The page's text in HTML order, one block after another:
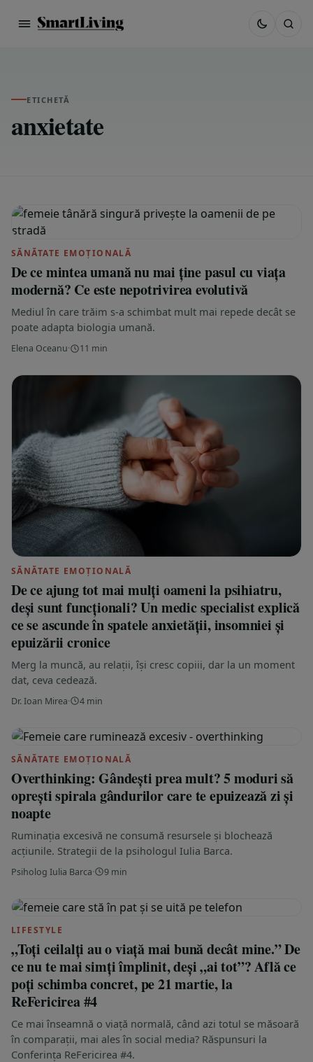
ETICHETĂ
anxietate
SĂNĂTATE EMOȚIONALĂ
De ce mintea umană nu mai ține pasul cu viața
modernă? Ce este nepotrivirea evolutivă
Mediul în care trăim s-a schimbat mult mai repede decât se
poate adapta biologia umană.
Elena Oceanu· 11 min
SĂNĂTATE EMOȚIONALĂ
De ce ajung tot mai mulți oameni la psihiatru,
deși sunt funcționali? Un medic specialist explică
ce se ascunde în spatele anxietății, insomniei și
epuizării cronice
Merg la muncă, au relații, își cresc copiii, dar la un moment
dat, ceva cedează.
Dr. Ioan Mirea· 4 min
SĂNĂTATE EMOȚIONALĂ
Overthinking: Gândești prea mult? 5 moduri să
oprești spirala gândurilor care te epuizează zi și
noapte
Ruminația excesivă ne consumă resursele și blochează
acțiunile. Strategii de la psihologul Iulia Barca.
Psiholog Iulia Barca· 9 min
LIFESTYLE
„Toți ceilalți au o viață mai bună decât mine.” De
ce nu te mai simți împlinit, deși „ai tot”? Află ce
poți schimba concret, pe 21 martie, la
ReFericirea #4
Ce mai înseamnă o viață normală, când azi totul se măsoară
în comparații, mai ales în social media? Răspunsuri la
Conferința ReFericirea #4.